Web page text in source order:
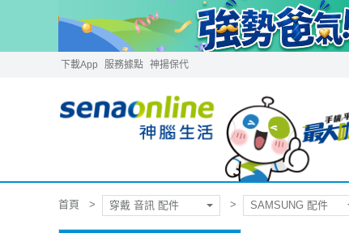
下載App 服務據點 神揚保代
首頁 穿戴 音訊 配件 SAMSUNG 配件